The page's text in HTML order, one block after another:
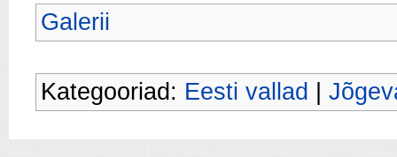
Galerii
Kategooriad: Eesti vallad